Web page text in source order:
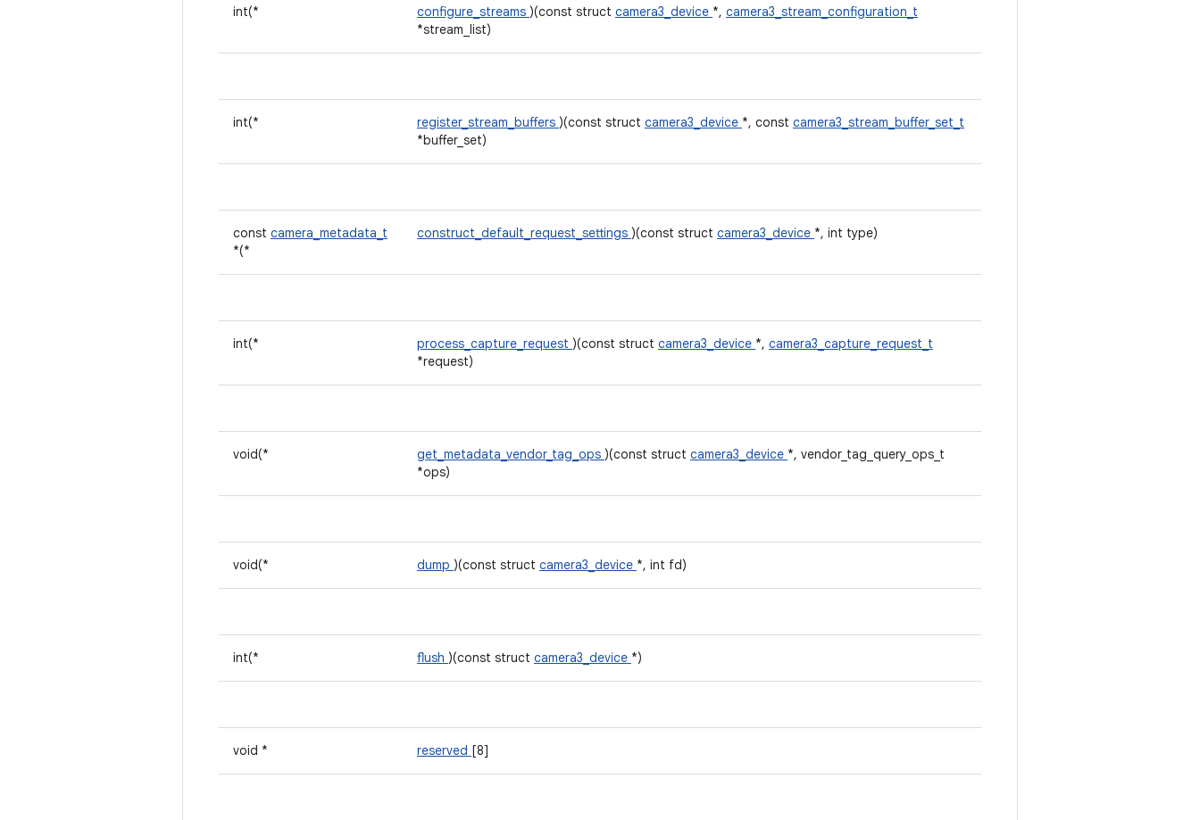
int(* configure_streams )(const struct camera3_device *, camera3_stream_configuration_t
*stream_list)
int(* register_stream_buffers )(const struct camera3_device *, const camera3_stream_buffer_set_t
*buffer_set)
const camera_metadata_t
*(*
construct_default_request_settings )(const struct camera3_device *, int type)
int(* process_capture_request )(const struct camera3_device *, camera3_capture_request_t
*request)
void(* get_metadata_vendor_tag_ops )(const struct camera3_device *, vendor_tag_query_ops_t
*ops)
void(* dump )(const struct camera3_device *, int fd)
int(* flush )(const struct camera3_device *)
void * reserved [8]